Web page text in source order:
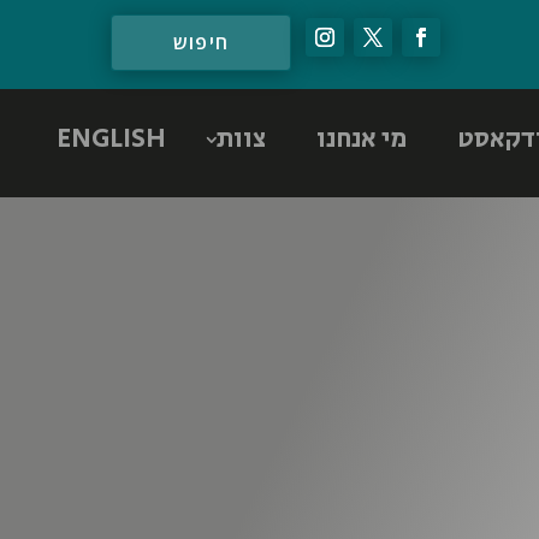
מי אנחנו צוות ENGLISH